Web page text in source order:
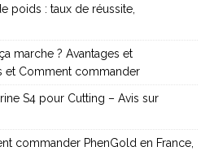
poids : taux de réussite,
marche ? Avantages et
et Comment commander
S4 pour Cutting – Avis sur
commander PhenGold en France,